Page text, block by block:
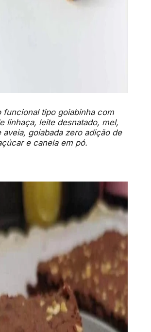
funcional tipo goiabinha com
linhaça, leite desnatado, mel,
aveia, goiabada zero adição de
e canela em pó.